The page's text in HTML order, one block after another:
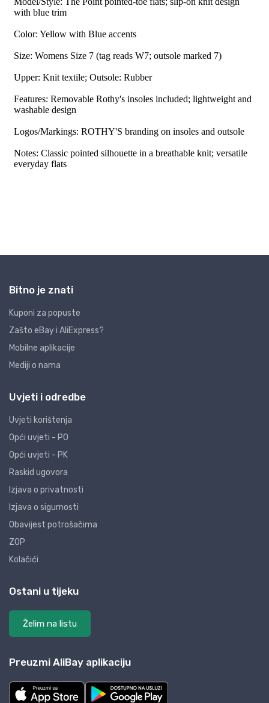
Bitno je znati
Kuponi za popuste
Zašto eBay i AliExpress?
Mobilne aplikacije
Mediji o nama
Uvjeti i odredbe
Uvjeti korištenja
Opći uvjeti - PO
Opći uvjeti - PK
Raskid ugovora
Izjava o privatnosti
Izjava o sigurnosti
Obavijest potrošačima
ZOP
Kolačići
Ostani u tijeku
Želim na listu
Preuzmi AliBay aplikaciju